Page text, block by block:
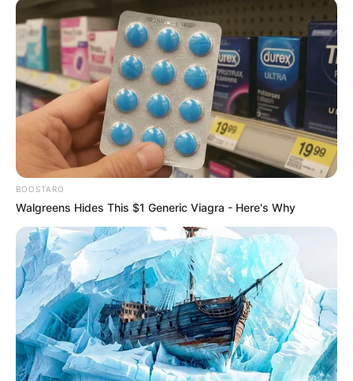
BOOSTARO
Walgreens Hides This $1 Generic Viagra - Here's Why